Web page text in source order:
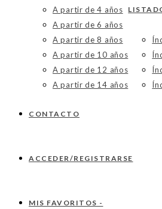
A partir de 4 años
A partir de 6 años
A partir de 8 años
A partir de 10 años
A partir de 12 años
A partir de 14 años
CONTACTO
ACCEDER/REGISTRARSE
MIS FAVORITOS -